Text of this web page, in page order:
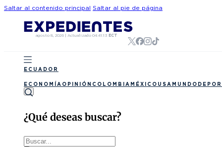
Saltar al contenido principal Saltar al pie de página
agosto 8, 2026 | Actualizado 04:41:13 ECT
ECUADOR
ECONOMÍA OPINIÓN COLOMBIA MÉXICO USA MUNDO
¿Qué deseas buscar?
Buscar